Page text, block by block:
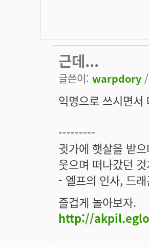
근데...
글쓴이: warpdory
익명으로 쓰시면
---------
귓가에 햇살을 받
웃으며 떠나갔던
- 엘프의 인사, 드
즐겁게 놀아보자.
http://